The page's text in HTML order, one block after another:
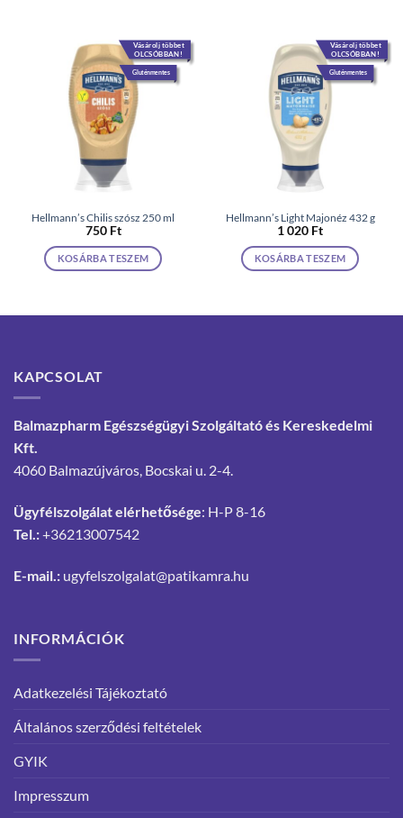
Vásárolj többet
OLCSÓBBAN!
Gluténmentes
Hellmann’s Chilis szósz 250 ml
750 Ft
KOSÁRBA TESZEM
Vásárolj többet
OLCSÓBBAN!
Gluténmentes
Hellmann’s Light Majonéz 432 g
1 020 Ft
KOSÁRBA TESZEM
KAPCSOLAT
Balmazpharm Egészségügyi Szolgáltató és Kereskedelmi
Kft.
4060 Balmazújváros, Bocskai u. 2-4.
Ügyfélszolgálat elérhetősége: H-P 8-16
Tel.:+36213007542
E-mail.: ugyfelszolgalat@patikamra.hu
INFORMÁCIÓK
Adatkezelési Tájékoztató
Általános szerződési feltételek
GYIK
Impresszum